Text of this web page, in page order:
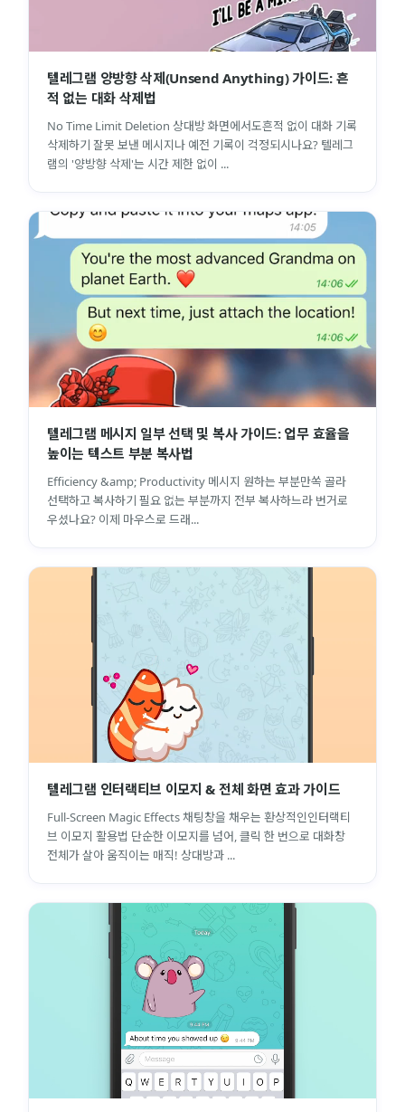
텔레그램 양방향 삭제(Unsend Anything) 가이드: 흔
적 없는 대화 삭제법
No Time Limit Deletion 상대방 화면에서도흔적 없이 대화 기록
삭제하기 잘못 보낸 메시지나 예전 기록이 걱정되시나요? 텔레그
램의 '양방향 삭제'는 시간 제한 없이 ...
텔레그램 메시지 일부 선택 및 복사 가이드: 업무 효율을
높이는 텍스트 부분 복사법
Efficiency &amp; Productivity 메시지 원하는 부분만쏙 골라
선택하고 복사하기 필요 없는 부분까지 전부 복사하느라 번거로
우셨나요? 이제 마우스로 드래...
텔레그램 인터랙티브 이모지 & 전체 화면 효과 가이드
Full-Screen Magic Effects 채팅창을 채우는 환상적인인터랙티
브 이모지 활용법 단순한 이모지를 넘어, 클릭 한 번으로 대화창
전체가 살아 움직이는 매직! 상대방과 ...